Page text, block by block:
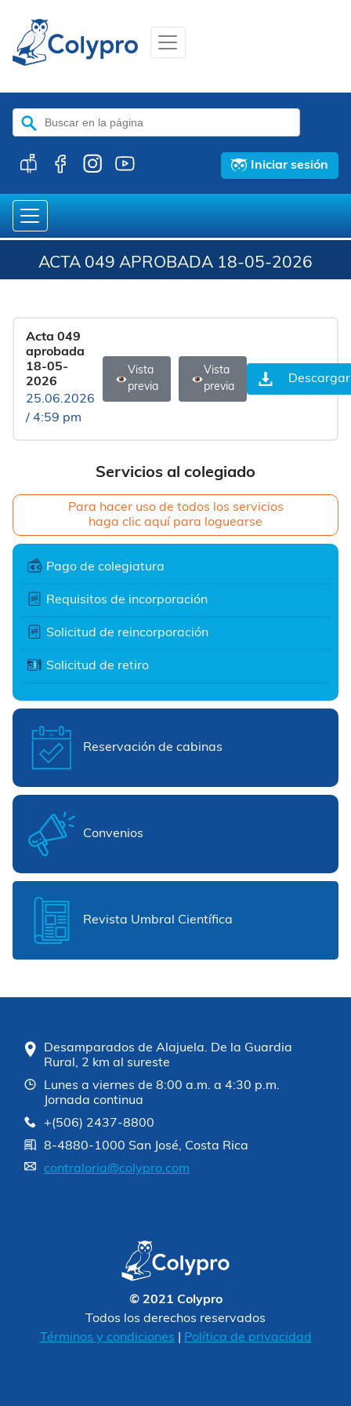
Buscar:
Iniciar sesión
ACTA 049 APROBADA 18-05-2026
Servicios al colegiado
Para hacer uso de todos los servicios
haga clic aquí para loguearse
Pago de colegiatura
Requisitos de incorporación
Solicitud de reincorporación
Solicitud de retiro
Reservación de cabinas
Convenios
Revista Umbral Científica
Acta 049
aprobada
18-05-
2026
25.06.2026
/ 4:59 pm
Vista
previa
Vista
previa
Descargar
Desamparados de Alajuela. De la Guardia
Rural, 2 km al sureste
Lunes a viernes de 8:00 a.m. a 4:30 p.m.
Jornada continua
+(506) 2437-8800
8-4880-1000 San José, Costa Rica
contraloria@colypro.com
© 2021 Colypro
Todos los derechos reservados
Términos y condiciones
Política de privacidad